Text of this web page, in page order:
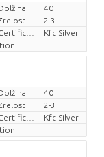
40
2-3
Kfc Silver
40
2-3
Kfc Silver